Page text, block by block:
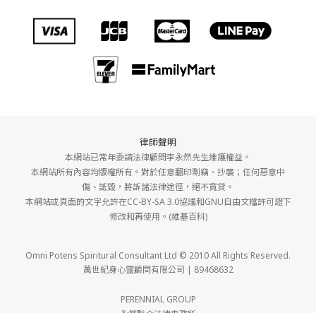
律師聲明
本網站已常年委請法律顧問李永然先生維護權益。
本網站所有內容均版權所有。對於任意翻印剽竊、抄襲；任何惡意中
傷、詆毀，將訴諸法律途徑，絕不寬貸。
本網站或頁面的文字允許在CC-BY-SA 3.0協議和GNU自由文檔許可證下
修改和再使用。(維基百科)
Omni Potens Spiritural Consultant Ltd © 2010 All Rights Reserved.
萬世紀身心靈顧問有限公司 | 89468632
PERENNIAL GROUP